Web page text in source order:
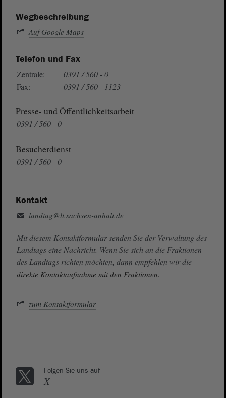
Wegbeschreibung
Auf Google Maps
Telefon und Fax
Zentrale:
0391 / 560 - 0
Fax:
0391 / 560 - 1123
Presse- und Öffentlichkeitsarbeit
0391 / 560 - 0
Besucherdienst
0391 / 560 - 0
Kontakt
landtag@lt.sachsen-anhalt.de
Mit diesem Kontaktformular senden Sie der Verwaltung des
Landtags eine Nachricht. Wenn Sie sich an die Fraktionen
des Landtags richten möchten, dann empfehlen wir die
direkte Kontaktaufnahme mit den Fraktionen.
zum Kontaktformular
Folgen Sie uns auf
X